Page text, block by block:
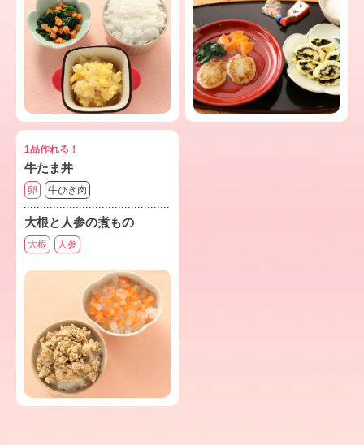
1品作れる！
牛たま丼
卵 牛ひき肉
大根と人参の煮もの
大根 人参